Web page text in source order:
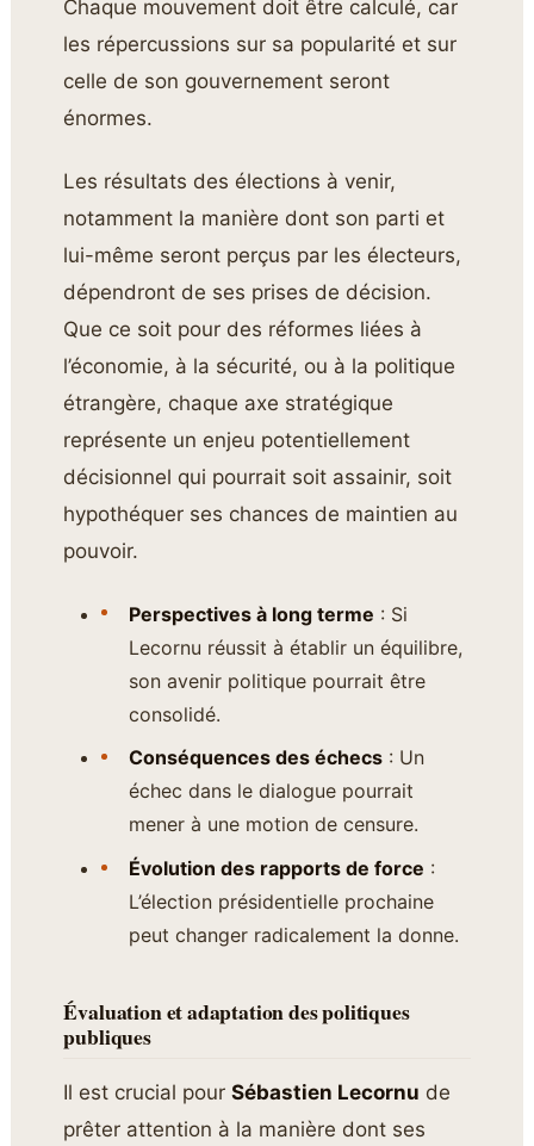
Chaque mouvement doit être calculé, car
les répercussions sur sa popularité et sur
celle de son gouvernement seront
énormes.
Les résultats des élections à venir,
notamment la manière dont son parti et
lui-même seront perçus par les électeurs,
dépendront de ses prises de décision.
Que ce soit pour des réformes liées à
l’économie, à la sécurité, ou à la politique
étrangère, chaque axe stratégique
représente un enjeu potentiellement
décisionnel qui pourrait soit assainir, soit
hypothéquer ses chances de maintien au
pouvoir.
Perspectives à long terme : Si
Lecornu réussit à établir un équilibre,
son avenir politique pourrait être
consolidé.
Conséquences des échecs: Un
échec dans le dialogue pourrait
mener à une motion de censure.
Évolution des rapports de force :
L’élection présidentielle prochaine
peut changer radicalement la donne.
Évaluation et adaptation des politiques
publiques
Il est crucial pourSébastien Lecornu de
prêter attention à la manière dont ses